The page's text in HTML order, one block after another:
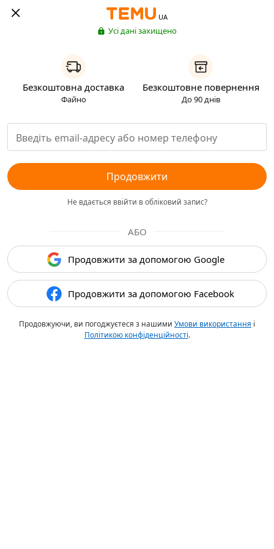
UA
Усі дані захищено
Безкоштовна доставка
Файно
Безкоштовне повернення
До 90 днів
Продовжити
Не вдається ввійти в обліковий запис?
АБО
Продовжити за допомогою Google
Продовжити за допомогою Facebook
Продовжуючи, ви погоджуєтеся з нашими Умови використання і
Політикою конфіденційності.